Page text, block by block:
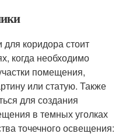
коридора стоит
когда необходимо
помещения,
или статую. Также
для создания
в темных уголках
точечного освещения: